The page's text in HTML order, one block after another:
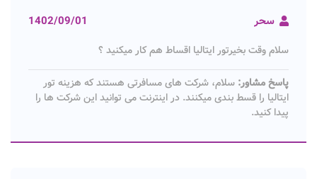
سحر 1402/09/01
سلام وقت بخیرتور ایتالیا اقساط هم کار میکنید ؟
پاسخ مشاور: سلام، شرکت های مسافرتی هستند که هزینه تور
ایتالیا را قسط بندی میکنند. در اینترنت می توانید این شرکت ها را
پیدا کنید.